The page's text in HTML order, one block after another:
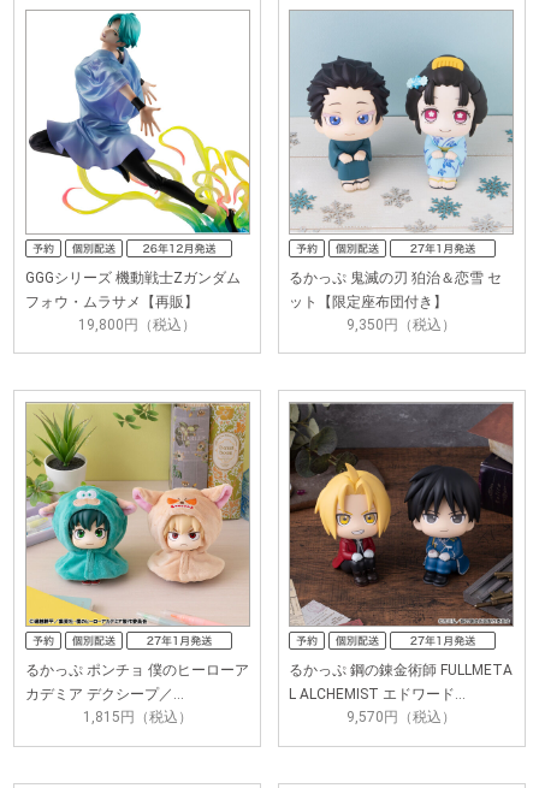
GGGシリーズ 機動戦士Zガンダム
フォウ・ムラサメ【再販】
19,800円（税込）
るかっぷ 鬼滅の刃 狛治＆恋雪 セ
ット【限定座布団付き】
9,350円（税込）
るかっぷ ポンチョ 僕のヒーローア
カデミア デクシープ／…
1,815円（税込）
るかっぷ 鋼の錬金術師 FULLMETA
L ALCHEMIST エドワード…
9,570円（税込）